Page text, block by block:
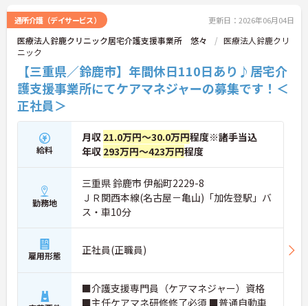
通所介護（デイサービス） 更新日：2026年06月04日
医療法人鈴鹿クリニック居宅介護支援事業所 悠々
医療法人鈴鹿クリ
ニック
【三重県／鈴鹿市】年間休日110日あり♪居宅介
護支援事業所にてケアマネジャーの募集です！＜
正社員＞
給料
月収 21.0万円～30.0万円程度※諸手当込
年収 293万円～423万円程度
勤務地
三重県 鈴鹿市 伊船町2229-8
ＪＲ関西本線(名古屋－亀山)「加佐登駅」バ
ス・車10分
雇用形態 正社員(正職員)
■介護支援専門員（ケアマネジャー）資格
■主任ケアマネ研修修了必須 ■普通自動車